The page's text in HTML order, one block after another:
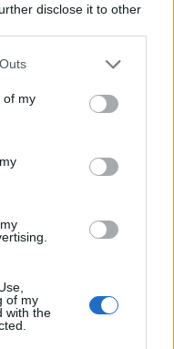
disclose it to other
of my
of my
with the
για δαπάνες
διάχυτη ανησυχία
παγίων εξόδων.
ΧΡΗΜΑΤΑ